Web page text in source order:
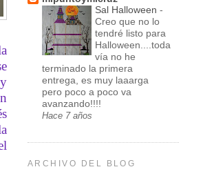
Sal Halloween -
Creo que no lo
tendré listo para
Halloween....toda
vía no he
terminado la primera
entrega, es muy laaarga
pero poco a poco va
avanzando!!!!
Hace 7 años
ARCHIVO DEL BLOG